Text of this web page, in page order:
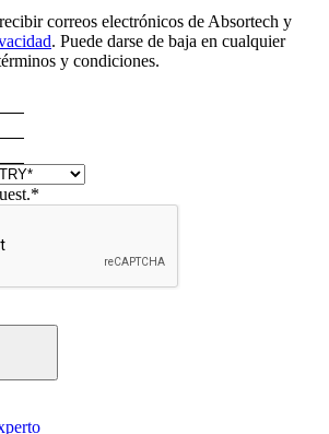
correos electrónicos de Absortech y
. Puede darse de baja en cualquier
y condiciones.
*